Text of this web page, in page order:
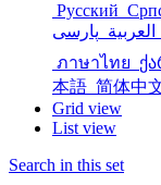
Русский
العربية
ภาษาไทย
本語 简体中
Grid view
List view
Search in this set